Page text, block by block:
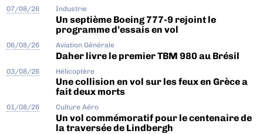
07/08/26 Industrie
Un septième Boeing 777-9 rejoint le
programme d’essais en vol
06/08/26 Aviation Générale
Daher livre le premier TBM 980 au Brésil
03/08/26 Hélicoptère
Une collision en vol sur les feux en Grèce a
fait deux morts
01/08/26 Culture Aéro
Un vol commémoratif pour le centenaire de
la traversée de Lindbergh